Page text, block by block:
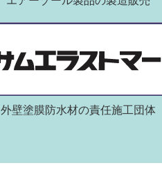
外壁塗膜防水材の責任施工団体